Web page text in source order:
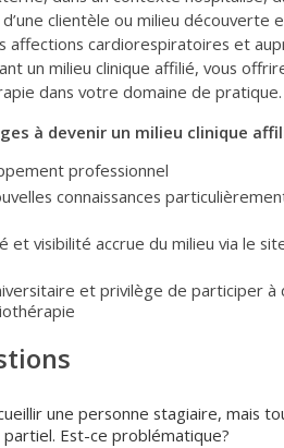
clientèle ou milieu découverte
affections cardiorespiratoires et
un milieu clinique affilié, vous
dans votre domaine de pratique.
à devenir un milieu clinique
professionnel
connaissances
et visibilité accrue du milieu via le
et privilège de participer
une personne stagiaire, mais
Est-ce problématique?